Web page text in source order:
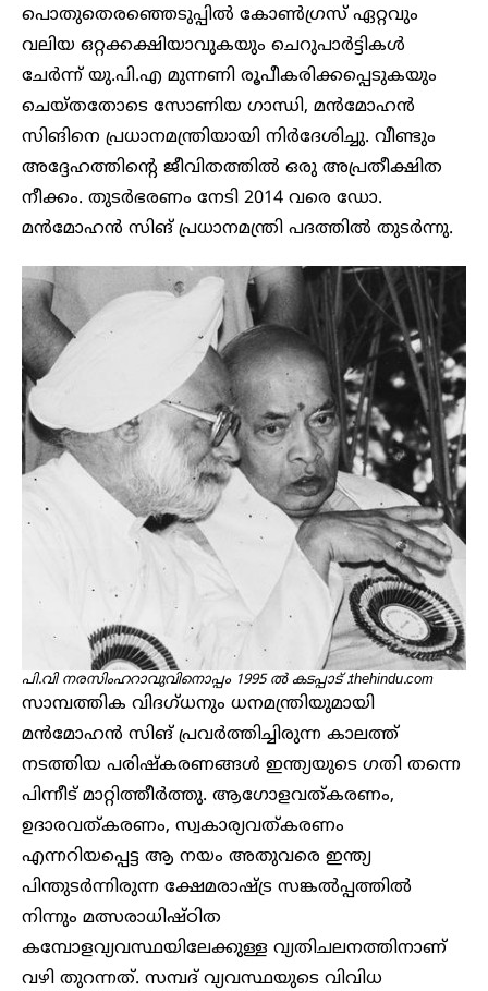
പൊതുതെരഞ്ഞെടുപ്പിൽ കോൺഗ്രസ് ഏറ്റവും
വലിയ ഒറ്റക്കക്ഷിയാവുകയും ചെറുപാർട്ടികൾ
ചേർന്ന് യു.പി.എ മുന്നണി രൂപീകരിക്കപ്പെടുകയും
ചെയ്തതോടെ സോണിയ ഗാന്ധി, മൻമോഹൻ
സിങിനെ പ്രധാനമന്ത്രിയായി നിർദേശിച്ചു. വീണ്ടും
അദ്ദേഹത്തിന്റെ ജീവിതത്തിൽ ഒരു അപ്രതീക്ഷിത
നീക്കം. തുടർഭരണം നേടി 2014 വരെ ഡോ.
മൻമോഹൻ സിങ് പ്രധാനമന്ത്രി പദത്തിൽ തുടർന്നു.
പി.വി നരസിംഹറാവുവിനൊപ്പം 1995 ൽ കടപ്പാട് :thehindu.com
സാമ്പത്തിക വിദഗ്ധനും ധനമന്ത്രിയുമായി
മൻമോഹൻ സിങ് പ്രവർത്തിച്ചിരുന്ന കാലത്ത്
നടത്തിയ പരിഷ്കരണങ്ങൾ ഇന്ത്യയുടെ ഗതി തന്നെ
പിന്നീട് മാറ്റിത്തീർത്തു. ആഗോളവത്കരണം,
ഉദാരവത്കരണം, സ്വകാര്യവത്കരണം
എന്നറിയപ്പെട്ട ആ നയം അതുവരെ ഇന്ത്യ
പിന്തുടർന്നിരുന്ന ക്ഷേമരാഷ്ട്ര സങ്കൽപ്പത്തിൽ
നിന്നും മത്സരാധിഷ്ഠിത
കമ്പോളവ്യവസ്ഥയിലേക്കുള്ള വ്യതിചലനത്തിനാണ്
വഴി തുറന്നത്. സമ്പദ് വ്യവസ്ഥയുടെ വിവിധ